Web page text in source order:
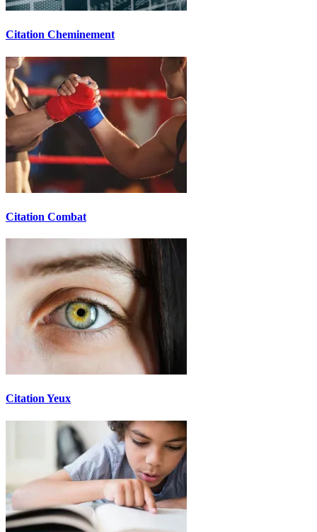
Citation Cheminement
Citation Combat
Citation Yeux